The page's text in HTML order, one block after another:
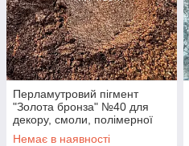
Перламутровий пігмент
"Золота бронза" №40 для
декору, смоли, полімерної
глини, міка пудра
Немає в наявності